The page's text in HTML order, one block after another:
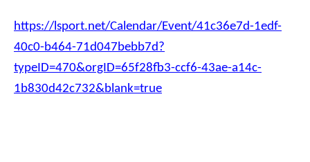
https://lsport.net/Calendar/Event/41c36e7d-1edf-
40c0-b464-71d047bebb7d?
typeID=470&orgID=65f28fb3-ccf6-43ae-a14c-
1b830d42c732&blank=true